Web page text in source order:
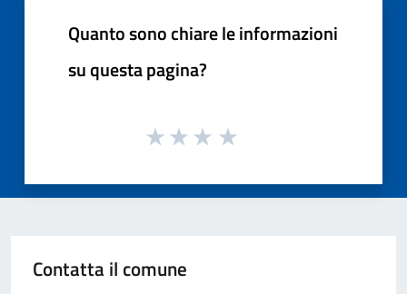
Quanto sono chiare le informazioni
su questa pagina?
Contatta il comune